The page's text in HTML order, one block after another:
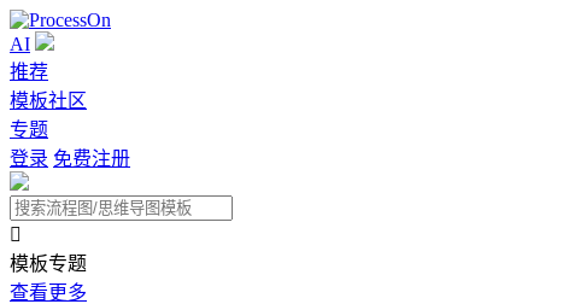
AI
推荐
模板社区
专题
登录 免费注册

模板专题
查看更多